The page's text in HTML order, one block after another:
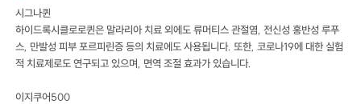
시그나퀸
하이드록시클로로퀸은 말라리아 치료 외에도 류머티스 관절염, 전신성 홍반성 루푸
스, 만발성 피부 포르피린증 등의 치료에도 사용됩니다. 또한, 코로나19에 대한 실험
적 치료제로도 연구되고 있으며, 면역 조절 효과가 있습니다.
이지쿠어500